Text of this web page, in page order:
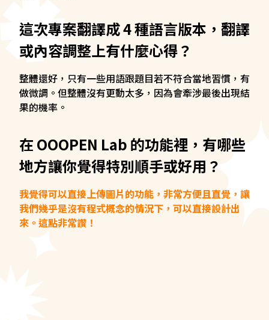
這次專案翻譯成 4 種語言版本，翻譯
或內容調整上有什麼心得？
整體還好，只有一些用語跟題目若不符合當地習慣，有
做微調。但整體沒有更動太多，因為會牽涉最後出現結
果的機率。
在 OOOPEN Lab 的功能裡，有哪些
地方讓你覺得特別順手或好用？
我覺得可以直接上傳圖片的功能，非常方便且直覺，讓
我們幾乎是沒有程式概念的情況下，可以直接設計出
來。這點非常讚！